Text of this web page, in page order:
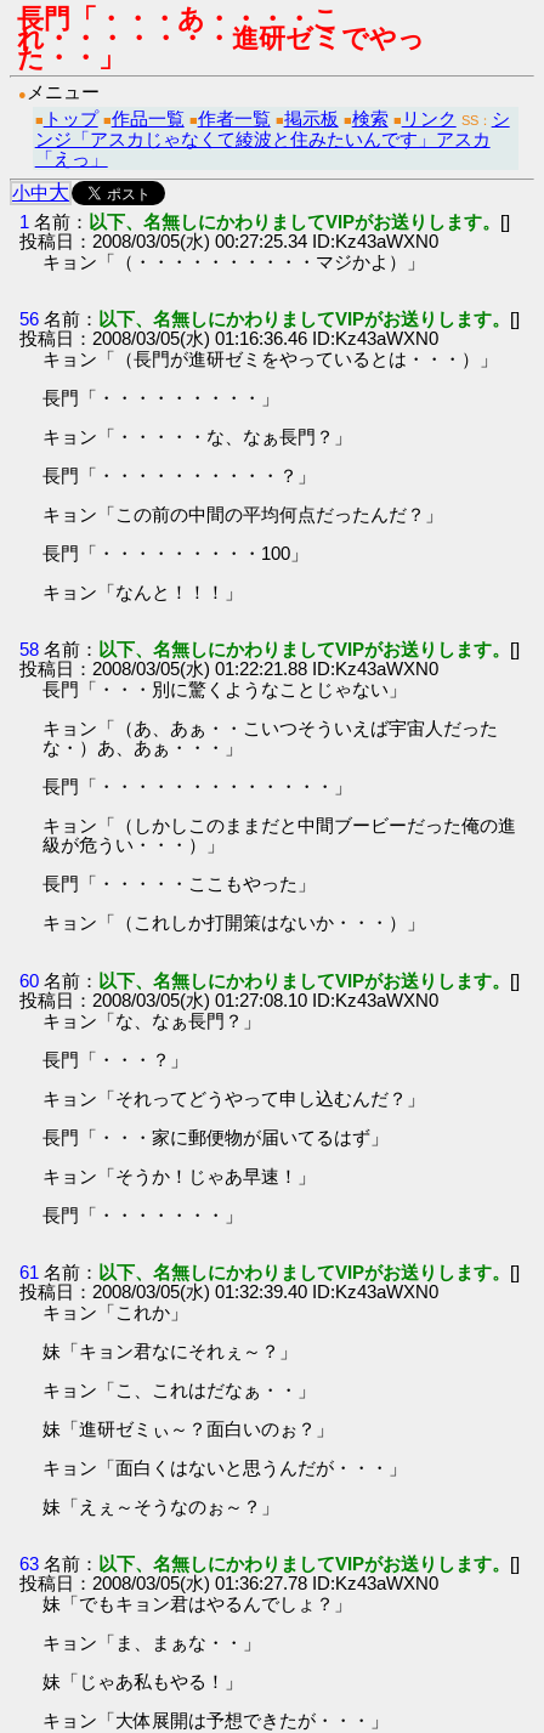
長門「・・・あ・・・・こ
れ・・・・・・・進研ゼミでやっ
た・・」
● メニュー
■ トップ ■作品一覧 ■作者一覧 ■掲示板 ■検索 ■ リンク SS： シ
ンジ「アスカじゃなくて綾波と住みたいんです」アスカ
「えっ」
小中大
1 名前： 以下、名無しにかわりましてVIPがお送りします。 []
投稿日：2008/03/05(水) 00:27:25.34 ID:Kz43aWXN0
キョン「（・・・・・・・・・・マジかよ）」
56 名前： 以下、名無しにかわりましてVIPがお送りします。 []
投稿日：2008/03/05(水) 01:16:36.46 ID:Kz43aWXN0
キョン「（長門が進研ゼミをやっているとは・・・）」
長門「・・・・・・・・・」
キョン「・・・・・な、なぁ長門？」
長門「・・・・・・・・・・？」
キョン「この前の中間の平均何点だったんだ？」
長門「・・・・・・・・・100」
キョン「なんと！！！」
58 名前： 以下、名無しにかわりましてVIPがお送りします。 []
投稿日：2008/03/05(水) 01:22:21.88 ID:Kz43aWXN0
長門「・・・別に驚くようなことじゃない」
キョン「（あ、あぁ・・こいつそういえば宇宙人だった
な・）あ、あぁ・・・」
長門「・・・・・・・・・・・・・」
キョン「（しかしこのままだと中間ブービーだった俺の進
級が危うい・・・）」
長門「・・・・・ここもやった」
キョン「（これしか打開策はないか・・・）」
60 名前： 以下、名無しにかわりましてVIPがお送りします。 []
投稿日：2008/03/05(水) 01:27:08.10 ID:Kz43aWXN0
キョン「な、なぁ長門？」
長門「・・・？」
キョン「それってどうやって申し込むんだ？」
長門「・・・家に郵便物が届いてるはず」
キョン「そうか！じゃあ早速！」
長門「・・・・・・・」
61 名前： 以下、名無しにかわりましてVIPがお送りします。 []
投稿日：2008/03/05(水) 01:32:39.40 ID:Kz43aWXN0
キョン「これか」
妹「キョン君なにそれぇ～？」
キョン「こ、これはだなぁ・・」
妹「進研ゼミぃ～？面白いのぉ？」
キョン「面白くはないと思うんだが・・・」
妹「えぇ～そうなのぉ～？」
63 名前： 以下、名無しにかわりましてVIPがお送りします。 []
投稿日：2008/03/05(水) 01:36:27.78 ID:Kz43aWXN0
妹「でもキョン君はやるんでしょ？」
キョン「ま、まぁな・・」
妹「じゃあ私もやる！」
キョン「大体展開は予想できたが・・・」